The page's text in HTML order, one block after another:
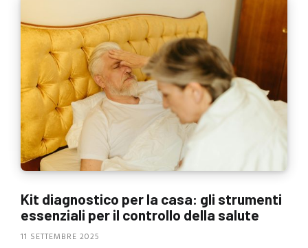
Kit diagnostico per la casa: gli strumenti
essenziali per il controllo della salute
11 SETTEMBRE 2025